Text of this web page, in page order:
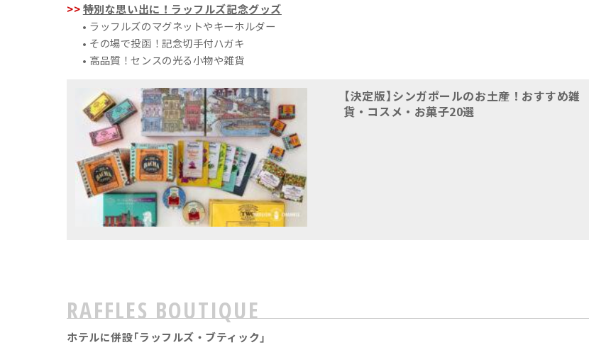
特別な思い出に！ラッフルズ記念グッズ
• ラッフルズのマグネットやキーホルダー
• その場で投函！記念切手付ハガキ
• 高品質！センスの光る小物や雑貨
【決定版】シンガポールのお土産！おすすめ雑
貨・コスメ・お菓子20選
RAFFLES BOUTIQUE
ホテルに併設「ラッフルズ・ブティック」